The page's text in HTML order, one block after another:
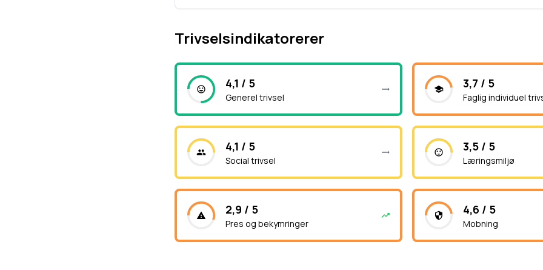
Trivselsindikatorerer
4,1 / 5
Generel trivsel
3,7 / 5
Faglig individuel
4,1 / 5
Social trivsel
3,5 / 5
Læringsmiljø
2,9 / 5
Pres og bekymringer
4,6 / 5
Mobning